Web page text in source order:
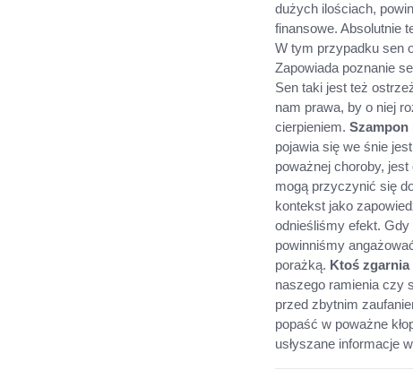
dużych ilościach,
finansowe. Absolutnie
W tym przypadku sen
Zapowiada poznanie
Sen taki jest też
nam prawa, by o niej
cierpieniem. Szampon
pojawia się we śnie
poważnej choroby,
mogą przyczynić się
kontekst jako
odnieśliśmy efekt.
powinniśmy
porażką. Ktoś zgarnia
naszego ramienia czy
przed zbytnim
popaść w poważne
usłyszane informacje